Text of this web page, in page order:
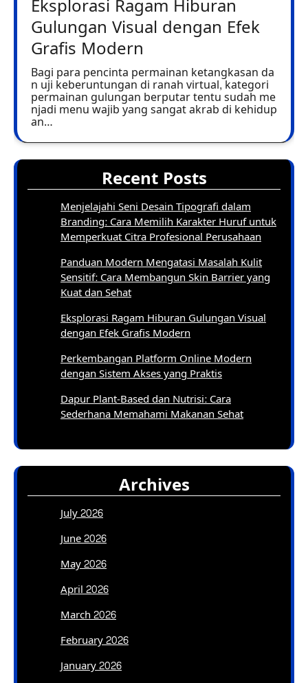
Eksplorasi Ragam Hiburan
Gulungan Visual dengan Efek
Grafis Modern
Bagi para pencinta permainan ketangkasan da
n uji keberuntungan di ranah virtual, kategori
permainan gulungan berputar tentu sudah me
njadi menu wajib yang sangat akrab di kehidup
an…
Recent Posts
Menjelajahi Seni Desain Tipografi dalam
Branding: Cara Memilih Karakter Huruf untuk
Memperkuat Citra Profesional Perusahaan
Panduan Modern Mengatasi Masalah Kulit
Sensitif: Cara Membangun Skin Barrier yang
Kuat dan Sehat
Eksplorasi Ragam Hiburan Gulungan Visual
dengan Efek Grafis Modern
Perkembangan Platform Online Modern
dengan Sistem Akses yang Praktis
Dapur Plant-Based dan Nutrisi: Cara
Sederhana Memahami Makanan Sehat
Archives
July 2026
June 2026
May 2026
April 2026
March 2026
February 2026
January 2026